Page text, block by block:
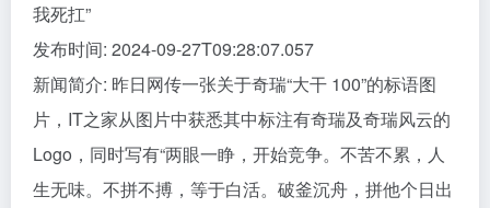
我死扛”
发布时间: 2024-09-27T09:28:07.057
新闻简介: 昨日网传一张关于奇瑞“大干 100”的标语图
片，IT之家从图片中获悉其中标注有奇瑞及奇瑞风云的
Logo，同时写有“两眼一睁，开始竞争。不苦不累，人
生无味。不拼不搏，等于白活。破釜沉舟，拼他个日出